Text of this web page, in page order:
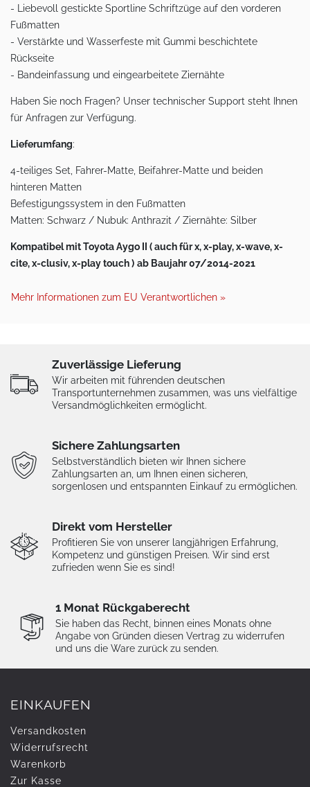
- Liebevoll gestickte Sportline Schriftzüge auf den vorderen
Fußmatten
- Verstärkte und Wasserfeste mit Gummi beschichtete
Rückseite
- Bandeinfassung und eingearbeitete Ziernähte
Haben Sie noch Fragen? Unser technischer Support steht Ihnen
für Anfragen zur Verfügung.
Lieferumfang:
4-teiliges Set, Fahrer-Matte, Beifahrer-Matte und beiden
hinteren Matten
Befestigungssystem in den Fußmatten
Matten: Schwarz / Nubuk: Anthrazit / Ziernähte: Silber
Kompatibel mit Toyota Aygo II ( auch für x, x-play, x-wave, x-
cite, x-clusiv, x-play touch ) ab Baujahr 07/2014-2021
Mehr Informationen zum EU Verantwortlichen »
Zuverlässige Lieferung
Wir arbeiten mit führenden deutschen
Transportunternehmen zusammen, was uns vielfältige
Versandmöglichkeiten ermöglicht.
Sichere Zahlungsarten
Selbstverständlich bieten wir Ihnen sichere
Zahlungsarten an, um Ihnen einen sicheren,
sorgenlosen und entspannten Einkauf zu ermöglichen.
Direkt vom Hersteller
Profitieren Sie von unserer langjährigen Erfahrung,
Kompetenz und günstigen Preisen. Wir sind erst
zufrieden wenn Sie es sind!
1 Monat Rückgaberecht
Sie haben das Recht, binnen eines Monats ohne
Angabe von Gründen diesen Vertrag zu widerrufen
und uns die Ware zurück zu senden.
EINKAUFEN
Versandkosten
Widerrufs­recht
Warenkorb
Zur Kasse